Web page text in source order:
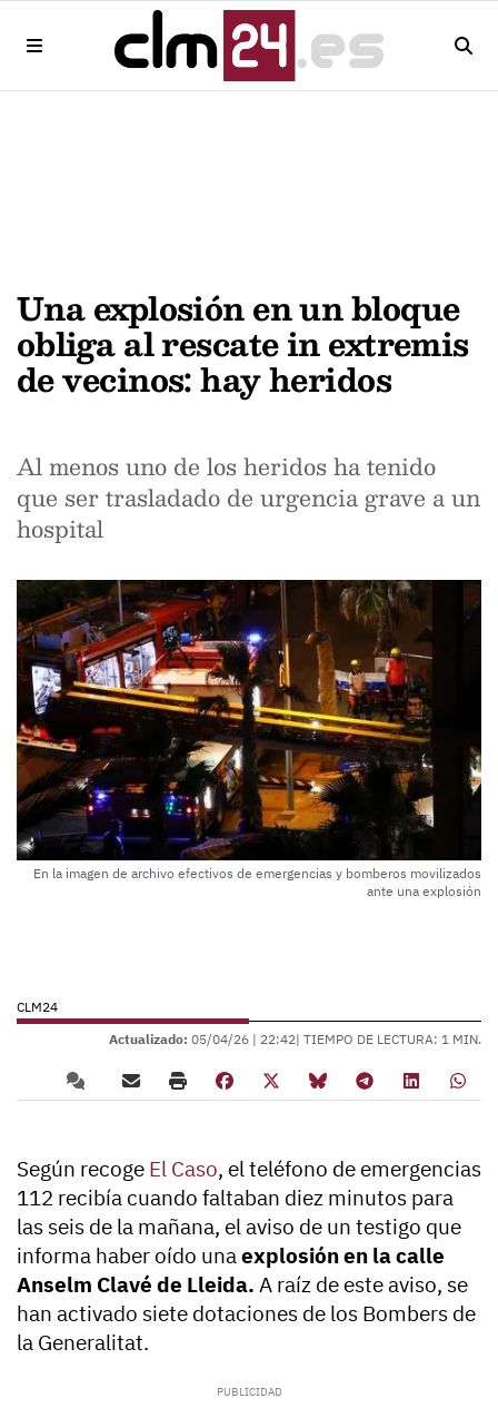
Una explosión en un bloque
obliga al rescate in extremis
de vecinos: hay heridos
Al menos uno de los heridos ha tenido
que ser trasladado de urgencia grave a un
hospital
En la imagen de archivo efectivos de emergencias y bomberos movilizados
ante una explosión
CLM24
Actualizado: 05/04/26 | 22:42| TIEMPO DE LECTURA: 1 MIN.
Según recoge El Caso, el teléfono de emergencias
112 recibía cuando faltaban diez minutos para
las seis de la mañana, el aviso de un testigo que
informa haber oído unaexplosión en la calle
Anselm Clavé de Lleida. A raíz de este aviso, se
han activado siete dotaciones de los Bombers de
la Generalitat.